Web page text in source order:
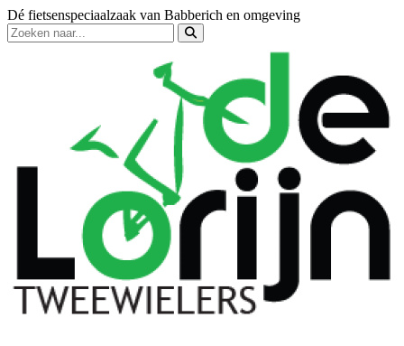
Dé fietsenspeciaalzaak van Babberich en omgeving